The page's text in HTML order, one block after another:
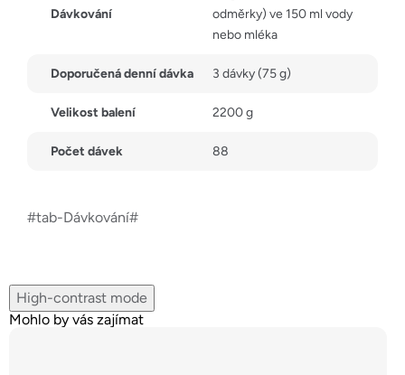
Dávkování
odměrky) ve 150 ml vody
nebo mléka
Doporučená denní dávka 3 dávky (75 g)
Velikost balení 2200 g
Počet dávek 88
#tab-Dávkování#
High-contrast mode
Mohlo by vás zajímat